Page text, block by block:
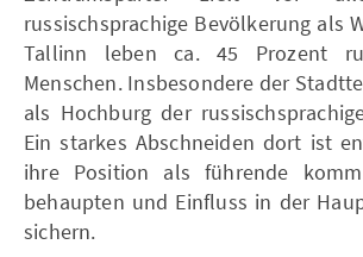
russischsprachige Bevölkerung als
Tallinn leben ca. 45 Prozent
Menschen. Insbesondere der
als Hochburg der
Ein starkes Abschneiden dort ist
ihre Position als führende
behaupten und Einfluss in der
sichern.